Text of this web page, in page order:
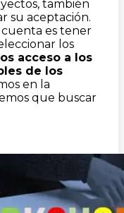
también
su aceptación.
es tener
los
acceso a los
de los
en la
que buscar